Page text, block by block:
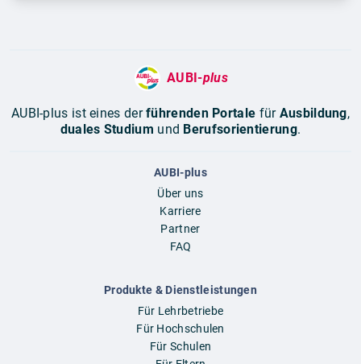
AUBI-plus
AUBI-plus ist eines derführenden Portale für Ausbildung,
duales Studium und Berufsorientierung.
AUBI-plus
Über uns
Karriere
Partner
FAQ
Produkte & Dienstleistungen
Für Lehrbetriebe
Für Hochschulen
Für Schulen